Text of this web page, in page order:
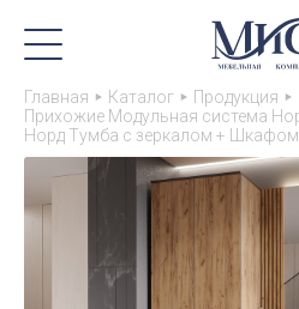
Главная Каталог Продукция
Прихожие Модульная система
Норд Тумба с зеркалом + Шкафом